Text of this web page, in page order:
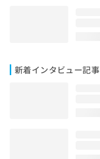
新着インタビュー記事